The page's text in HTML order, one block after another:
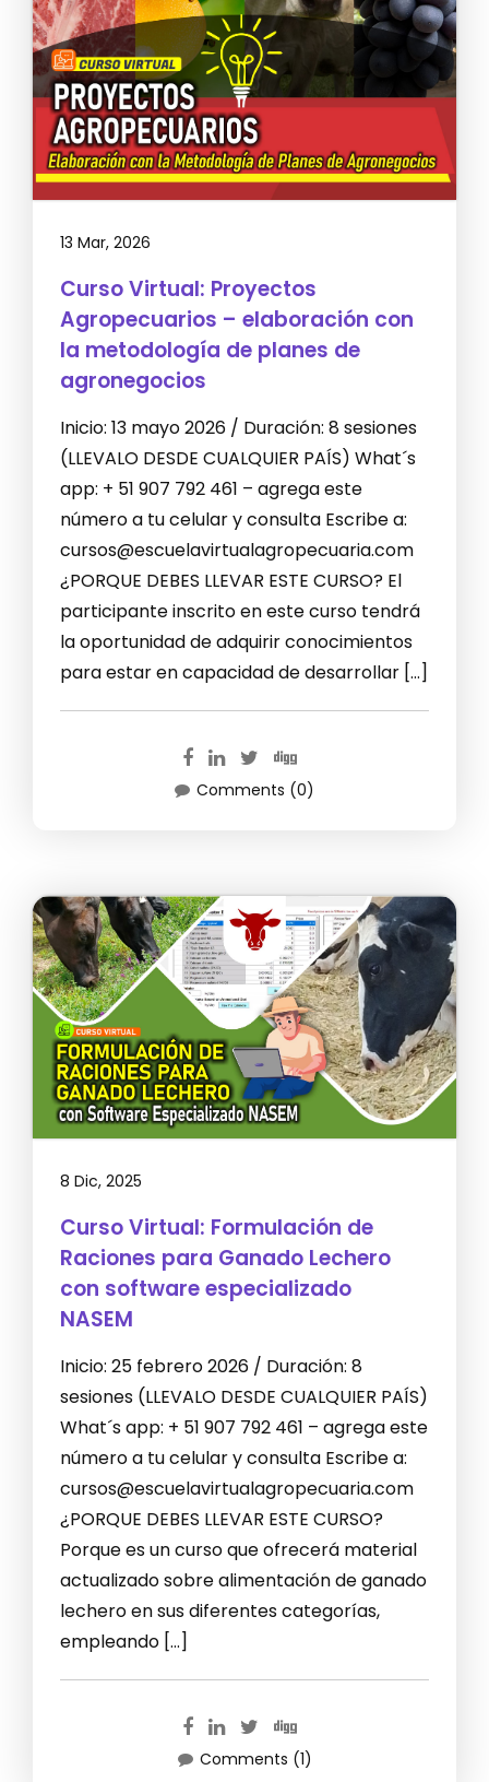
13 Mar, 2026
Curso Virtual: Proyectos
Agropecuarios – elaboración con
la metodología de planes de
agronegocios
Inicio: 13 mayo 2026 / Duración: 8 sesiones
(LLEVALO DESDE CUALQUIER PAÍS) What´s
app: + 51 907 792 461 – agrega este
número a tu celular y consulta Escribe a:
cursos@escuelavirtualagropecuaria.com
¿PORQUE DEBES LLEVAR ESTE CURSO? El
participante inscrito en este curso tendrá
la oportunidad de adquirir conocimientos
para estar en capacidad de desarrollar […]
Comments (0)
8 Dic, 2025
Curso Virtual: Formulación de
Raciones para Ganado Lechero
con software especializado
NASEM
Inicio: 25 febrero 2026 / Duración: 8
sesiones (LLEVALO DESDE CUALQUIER PAÍS)
What´s app: + 51 907 792 461 – agrega este
número a tu celular y consulta Escribe a:
cursos@escuelavirtualagropecuaria.com
¿PORQUE DEBES LLEVAR ESTE CURSO?
Porque es un curso que ofrecerá material
actualizado sobre alimentación de ganado
lechero en sus diferentes categorías,
empleando […]
Comments (1)